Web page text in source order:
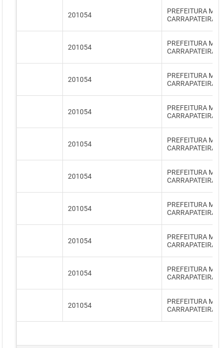
201054
PREFEITURA
CARRAPATEIRA
201054
PREFEITURA
CARRAPATEIRA
201054
PREFEITURA
CARRAPATEIRA
201054
PREFEITURA
CARRAPATEIRA
201054
PREFEITURA
CARRAPATEIRA
201054
PREFEITURA
CARRAPATEIRA
201054
PREFEITURA
CARRAPATEIRA
201054
PREFEITURA
CARRAPATEIRA
201054
PREFEITURA
CARRAPATEIRA
201054
PREFEITURA
CARRAPATEIRA